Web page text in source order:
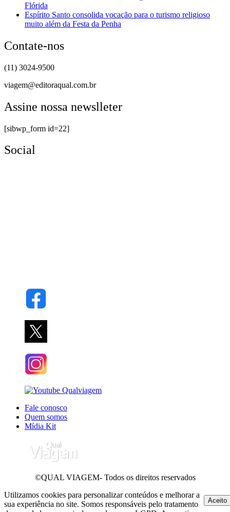
Flórida
Espírito Santo consolida vocação para o turismo religioso
muito além da Festa da Penha
Contate-nos
(11) 3024-9500
viagem@editoraqual.com.br
Assine nossa newslleter
[sibwp_form id=22]
Social
Fale conosco
Quem somos
Mídia Kit
©QUAL VIAGEM- Todos os direitos reservados
Utilizamos cookies para personalizar conteúdos e melhorar a
sua experiência no site. Somos responsáveis pelo tratamento
Aceito